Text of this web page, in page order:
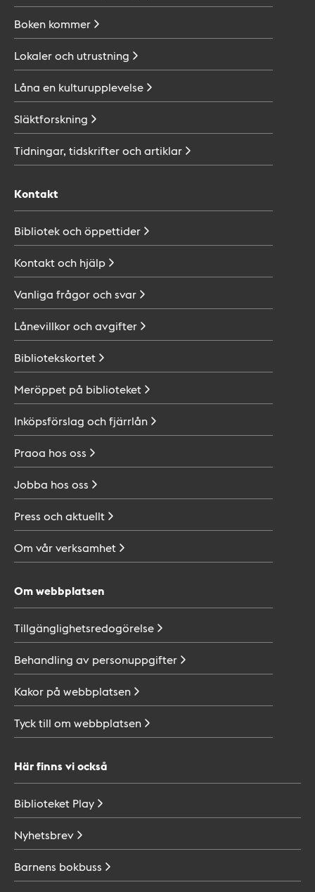
Boken kommer
Lokaler och utrustning
Låna en kulturupplevelse
Släktforskning
Tidningar, tidskrifter ochartiklar
Kontakt
Bibliotek ochöppettider
Kontakt och hjälp
Vanliga frågor ochsvar
Lånevillkor ochavgifter
Bibliotekskortet
Meröppet på biblioteket
Inköpsförslag ochfjärrlån
Praoa hos oss
Jobba hos oss
Press ochaktuellt
Om vårverksamhet
Om webbplatsen
Tillgänglighetsredogörelse
Behandling av personuppgifter
Kakor på webbplatsen
Tyck till om webbplatsen
Här finns vi också
Biblioteket Play
Nyhetsbrev
Barnens bokbuss